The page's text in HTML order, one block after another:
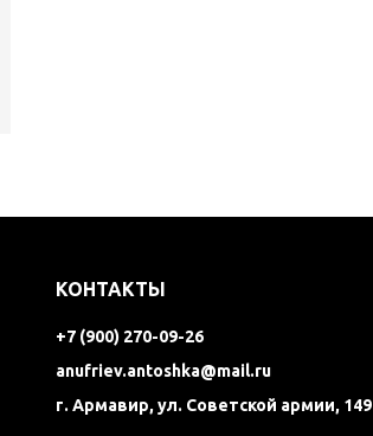
КОНТАКТЫ
+7 (900) 270-09-26
anufriev.antoshka@mail.ru
г. Армавир, ул. Советской армии, 149